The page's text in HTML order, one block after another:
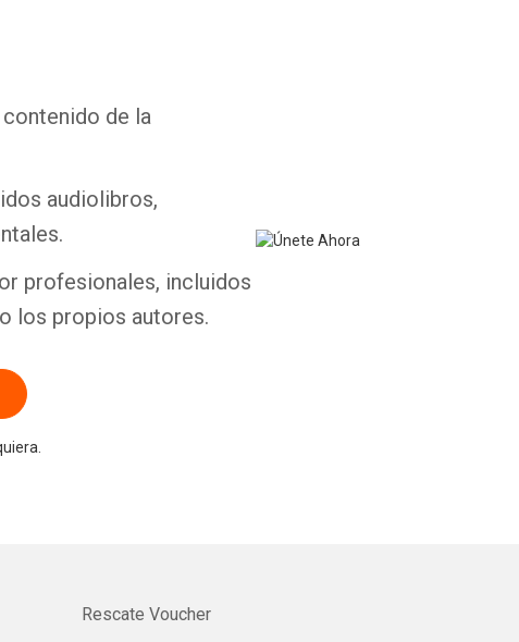
de la
audiolibros,
profesionales, incluidos
los propios autores.
Rescate Voucher